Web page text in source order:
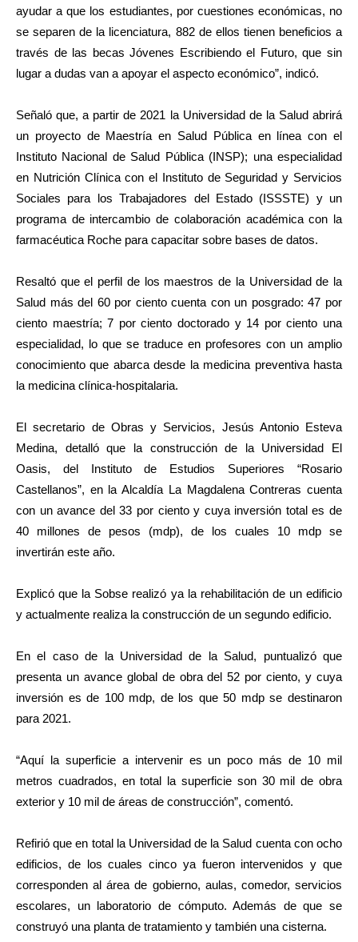
ayudar a que los estudiantes, por cuestiones económicas, no
se separen de la licenciatura, 882 de ellos tienen beneficios a
través de las becas Jóvenes Escribiendo el Futuro, que sin
lugar a dudas van a apoyar el aspecto económico”, indicó.
Señaló que, a partir de 2021 la Universidad de la Salud abrirá
un proyecto de Maestría en Salud Pública en línea con el
Instituto Nacional de Salud Pública (INSP); una especialidad
en Nutrición Clínica con el Instituto de Seguridad y Servicios
Sociales para los Trabajadores del Estado (ISSSTE) y un
programa de intercambio de colaboración académica con la
farmacéutica Roche para capacitar sobre bases de datos.
Resaltó que el perfil de los maestros de la Universidad de la
Salud más del 60 por ciento cuenta con un posgrado: 47 por
ciento maestría; 7 por ciento doctorado y 14 por ciento una
especialidad, lo que se traduce en profesores con un amplio
conocimiento que abarca desde la medicina preventiva hasta
la medicina clínica-hospitalaria.
El secretario de Obras y Servicios, Jesús Antonio Esteva
Medina, detalló que la construcción de la Universidad El
Oasis, del Instituto de Estudios Superiores “Rosario
Castellanos”, en la Alcaldía La Magdalena Contreras cuenta
con un avance del 33 por ciento y cuya inversión total es de
40 millones de pesos (mdp), de los cuales 10 mdp se
invertirán este año.
Explicó que la Sobse realizó ya la rehabilitación de un edificio
y actualmente realiza la construcción de un segundo edificio.
En el caso de la Universidad de la Salud, puntualizó que
presenta un avance global de obra del 52 por ciento, y cuya
inversión es de 100 mdp, de los que 50 mdp se destinaron
para 2021.
“Aquí la superficie a intervenir es un poco más de 10 mil
metros cuadrados, en total la superficie son 30 mil de obra
exterior y 10 mil de áreas de construcción”, comentó.
Refirió que en total la Universidad de la Salud cuenta con ocho
edificios, de los cuales cinco ya fueron intervenidos y que
corresponden al área de gobierno, aulas, comedor, servicios
escolares, un laboratorio de cómputo. Además de que se
construyó una planta de tratamiento y también una cisterna.